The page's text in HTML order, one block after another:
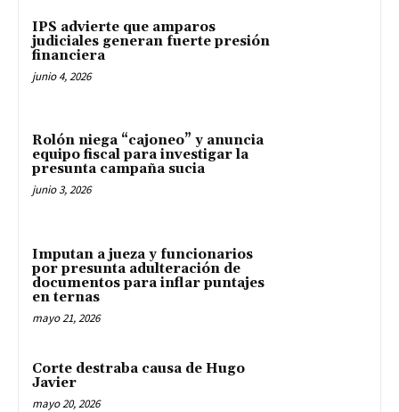
IPS advierte que amparos
judiciales generan fuerte presión
financiera
junio 4, 2026
Rolón niega “cajoneo” y anuncia
equipo fiscal para investigar la
presunta campaña sucia
junio 3, 2026
Imputan a jueza y funcionarios
por presunta adulteración de
documentos para inflar puntajes
en ternas
mayo 21, 2026
Corte destraba causa de Hugo
Javier
mayo 20, 2026